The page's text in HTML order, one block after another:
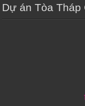
Dự án Tòa